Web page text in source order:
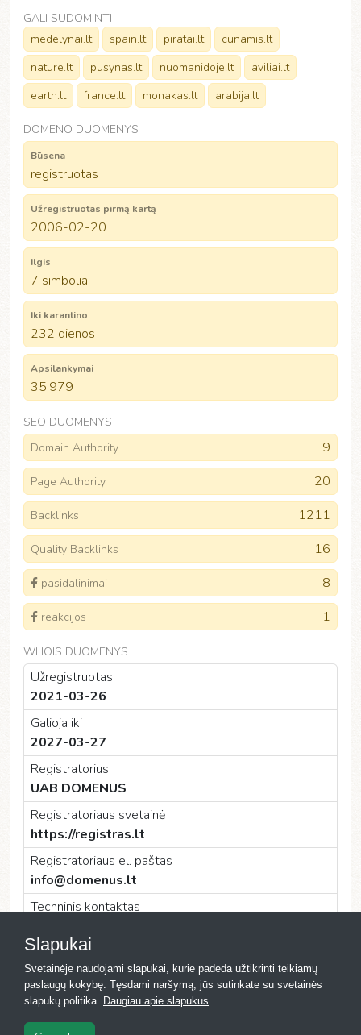
GALI SUDOMINTI
medelynai.lt
spain.lt piratai.lt
cunamis.lt
nature.lt
pusynas.lt nuomanidoje.lt
aviliai.lt
earth.lt
france.lt monakas.lt arabija.lt
DOMENO DUOMENYS
Būsena
registruotas
Užregistruotas pirmą kartą
2006-02-20
Ilgis
7 simboliai
Iki karantino
232 dienos
Apsilankymai
35,979
SEO DUOMENYS
Domain Authority
9
Page Authority 20
Backlinks 1211
Quality Backlinks 16
pasidalinimai 8
reakcijos 1
WHOIS DUOMENYS
Užregistruotas
2021-03-26
Galioja iki
2027-03-27
Registratorius
UAB DOMENUS
Registratoriaus svetainė
https://registras.lt
Registratoriaus el. paštas
info@domenus.lt
Techninis kontaktas
Techninio kontakto el. paštas
info@domenus.lt
Slapukai
Svetainėje naudojami slapukai, kurie padeda užtikrinti teikiamų
paslaugų kokybę. Tęsdami naršymą, jūs sutinkate su svetainės
slapukų politika. Daugiau apie slapukus